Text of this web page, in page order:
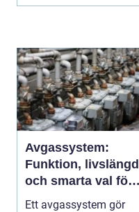
Avgassystem:
Funktion, livslängd
och smarta val för
bilägare
Ett avgassystem gör